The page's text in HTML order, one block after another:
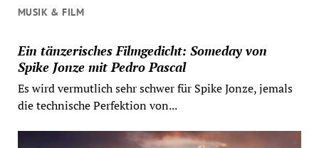
MUSIK & FILM
Ein tänzerisches Filmgedicht: Someday von
Spike Jonze mit Pedro Pascal
Es wird vermutlich sehr schwer für Spike Jonze, jemals
die technische Perfektion von...